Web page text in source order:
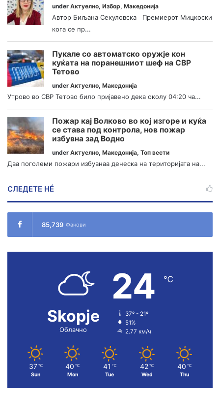
under Актуелно, Избор, Македонија
Автор Биљана Секуловска Премиерот Мицкоски
кога се пр...
Пукале со автоматско оружје кон
куќата на поранешниот шеф на СВР
Тетово
under Актуелно, Македонија
Утрово во СВР Тетово било пријавено дека околу 04:20 ча...
Пожар кај Волково во кој изгоре и куќа
се става под контрола, нов пожар
избувна зад Водно
under Актуелно, Македонија, Топ вести
Два поголеми пожари избувнаа денеска на територијата на...
СЛЕДЕТЕ НÉ
85,739 Фанови
Skopje
Облачно
24 ℃
37º - 21º
51%
2.77 км/ч
37 ℃
Sun
40 ℃
Mon
41 ℃
Tue
42 ℃
Wed
40 ℃
Thu